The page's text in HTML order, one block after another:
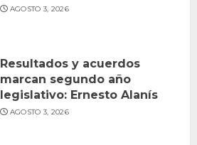
AGOSTO 3, 2026
Resultados y acuerdos
marcan segundo año
legislativo: Ernesto Alanís
AGOSTO 3, 2026